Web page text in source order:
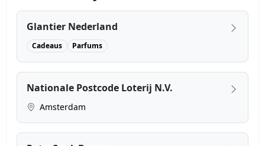
Glantier Nederland
Cadeaus Parfums
Nationale Postcode Loterij N.V.
Amsterdam